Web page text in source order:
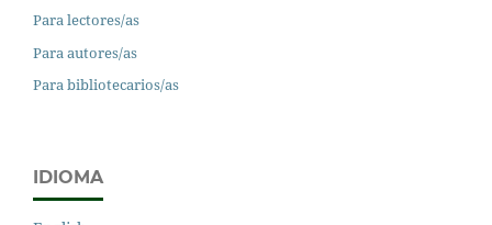
Para lectores/as
Para autores/as
Para bibliotecarios/as
IDIOMA